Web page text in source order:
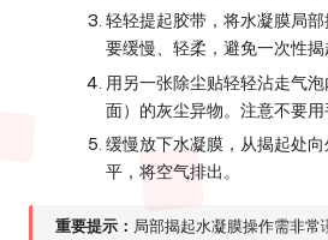
轻轻提起胶带，将水凝膜局
要缓慢、轻柔，避免一次性揭
用另一张除尘贴轻轻沾走气
面）的灰尘异物。注意不要用
缓慢放下水凝膜，从揭起处
平，将空气排出。
重要提示： 局部揭起水凝膜操作需非